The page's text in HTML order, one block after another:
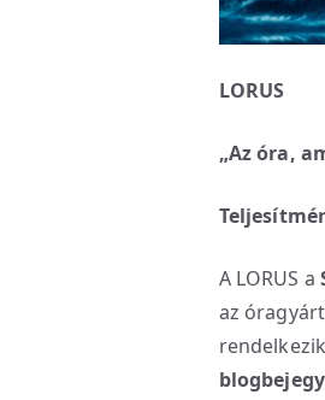
LORUS
„Az óra,
A LORUS a
az